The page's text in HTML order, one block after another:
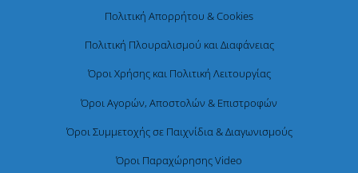
Πολιτική Απορρήτου & Cookies
Πολιτική Πλουραλισμού και Διαφάνειας
Όροι Χρήσης και Πολιτική Λειτουργίας
Όροι Αγορών, Αποστολών & Επιστροφών
Όροι Συμμετοχής σε Παιχνίδια & Διαγωνισμούς
Όροι Παραχώρησης Video